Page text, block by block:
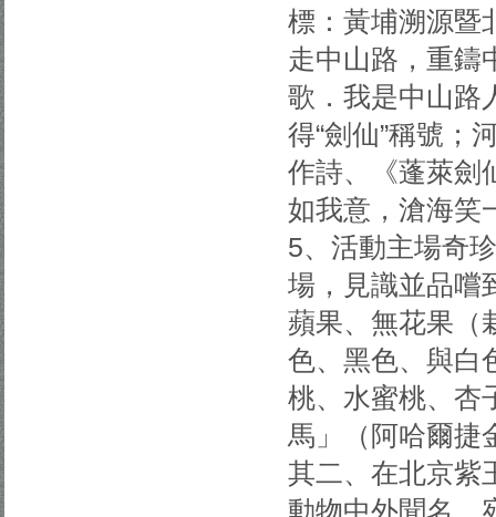
標：黃埔溯源暨
走中山路，重鑄
歌．我是中山路
得“劍仙”稱號；
作詩、《蓬萊劍
如我意，滄海笑
5、活動主場奇
場，見識並品嚐
蘋果、無花果（
色、黑色、與白
桃、水蜜桃、杏
馬」（阿哈爾捷
其二、在北京紫
動物中外聞名，